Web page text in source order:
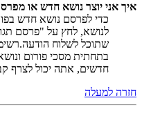
איך אני יוצר נושא חדש או
כדי לפרסם נושא חדש
לנושא, לחץ על "פרסם
שתוכל לשלוח
בתחתית מסכי פורום
חדשים, אתה יכול לצרף
חזרה למעלה